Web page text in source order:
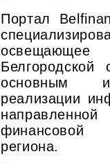
Портал
основным
реализации
финансовой
региона.